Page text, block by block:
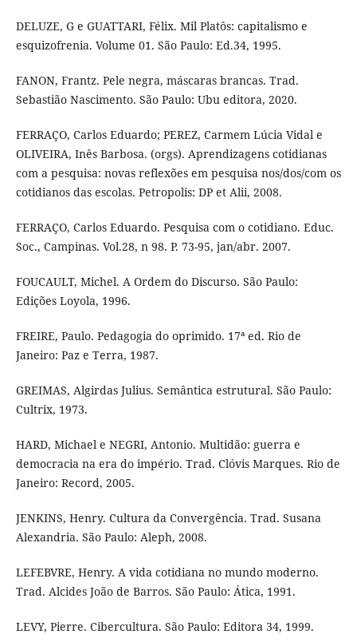
DELUZE, G e GUATTARI, Félix. Mil Platôs: capitalismo e
esquizofrenia. Volume 01. São Paulo: Ed.34, 1995.
FANON, Frantz. Pele negra, máscaras brancas. Trad.
Sebastião Nascimento. São Paulo: Ubu editora, 2020.
FERRAÇO, Carlos Eduardo; PEREZ, Carmem Lúcia Vidal e
OLIVEIRA, Inês Barbosa. (orgs). Aprendizagens cotidianas
com a pesquisa: novas reflexões em pesquisa nos/dos/com os
cotidianos das escolas. Petropolis: DP et Alii, 2008.
FERRAÇO, Carlos Eduardo. Pesquisa com o cotidiano. Educ.
Soc., Campinas. Vol.28, n 98. P. 73-95, jan/abr. 2007.
FOUCAULT, Michel. A Ordem do Discurso. São Paulo:
Edições Loyola, 1996.
FREIRE, Paulo. Pedagogia do oprimido. 17ª ed. Rio de
Janeiro: Paz e Terra, 1987.
GREIMAS, Algirdas Julius. Semântica estrutural. São Paulo:
Cultrix, 1973.
HARD, Michael e NEGRI, Antonio. Multidão: guerra e
democracia na era do império. Trad. Clóvis Marques. Rio de
Janeiro: Record, 2005.
JENKINS, Henry. Cultura da Convergência. Trad. Susana
Alexandria. São Paulo: Aleph, 2008.
LEFEBVRE, Henry. A vida cotidiana no mundo moderno.
Trad. Alcides João de Barros. São Paulo: Ática, 1991.
LEVY, Pierre. Cibercultura. São Paulo: Editora 34, 1999.